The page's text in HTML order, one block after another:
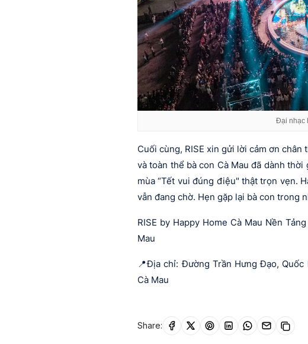
Đại nhạc
Cuối cùng, RISE xin gửi lời cảm ơn
và toàn thể bà con Cà Mau đã dành
mùa “Tết vui đúng điệu" thật trọn vẹn.
vẫn đang chờ. Hẹn gặp lại bà con trong
RISE by Happy Home Cà Mau Nền
Mau
📍Địa chỉ: Đường Trần Hưng Đạo,
Cà Mau
Share: